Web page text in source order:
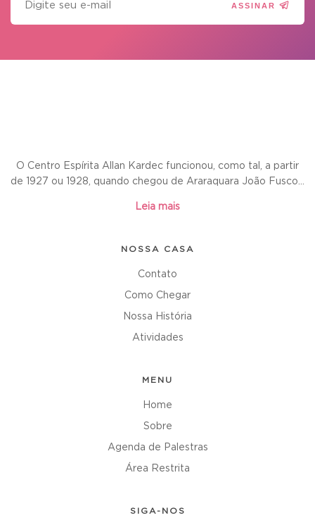
ASSINAR
O Centro Espírita Allan Kardec funcionou, como tal, a partir
de 1927 ou 1928, quando chegou de Araraquara João Fusco...
Leia mais
NOSSA CASA
Contato
Como Chegar
Nossa História
Atividades
MENU
Home
Sobre
Agenda de Palestras
Área Restrita
SIGA-NOS